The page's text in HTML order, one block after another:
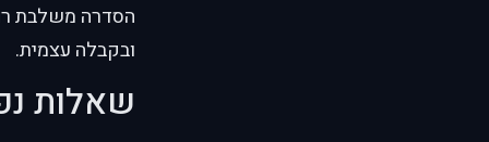
הסדרה משלבת
ובקבלה עצמית.
שאלות